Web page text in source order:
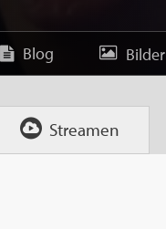
Blog Bilder
Streamen